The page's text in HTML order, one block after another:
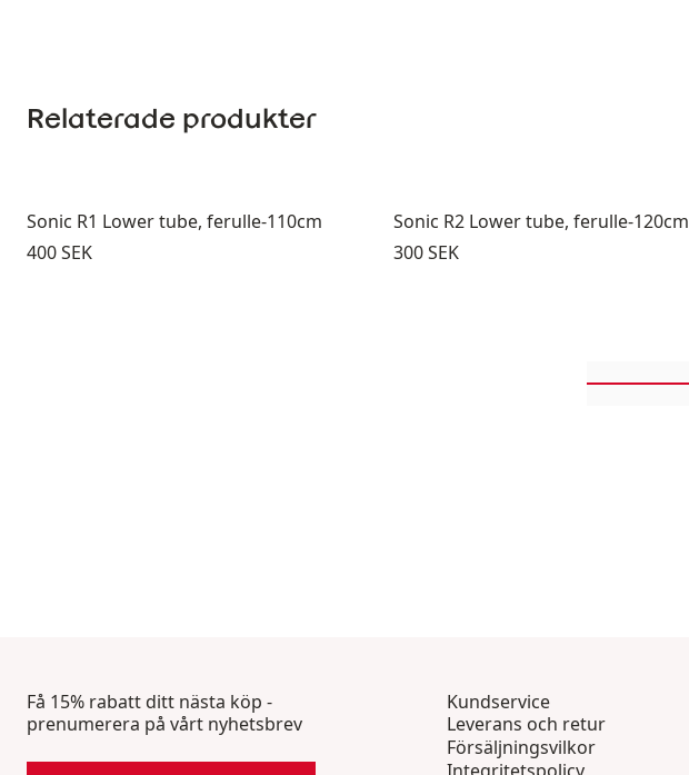
Relaterade produkter
Sonic R1 Lower tube, ferulle-110cm
Pris:
400 SEK
Sonic R2 Lower tube, ferulle-120cm
Pris:
300 SEK
Få 15% rabatt ditt nästa köp -
prenumerera på vårt nyhetsbrev
Kundservice
Leverans och retur
Försäljningsvilkor